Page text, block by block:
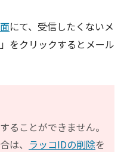
にて、受信したくないメ
をクリックするとメール
ることができません。
は、 ラッコIDの削除を